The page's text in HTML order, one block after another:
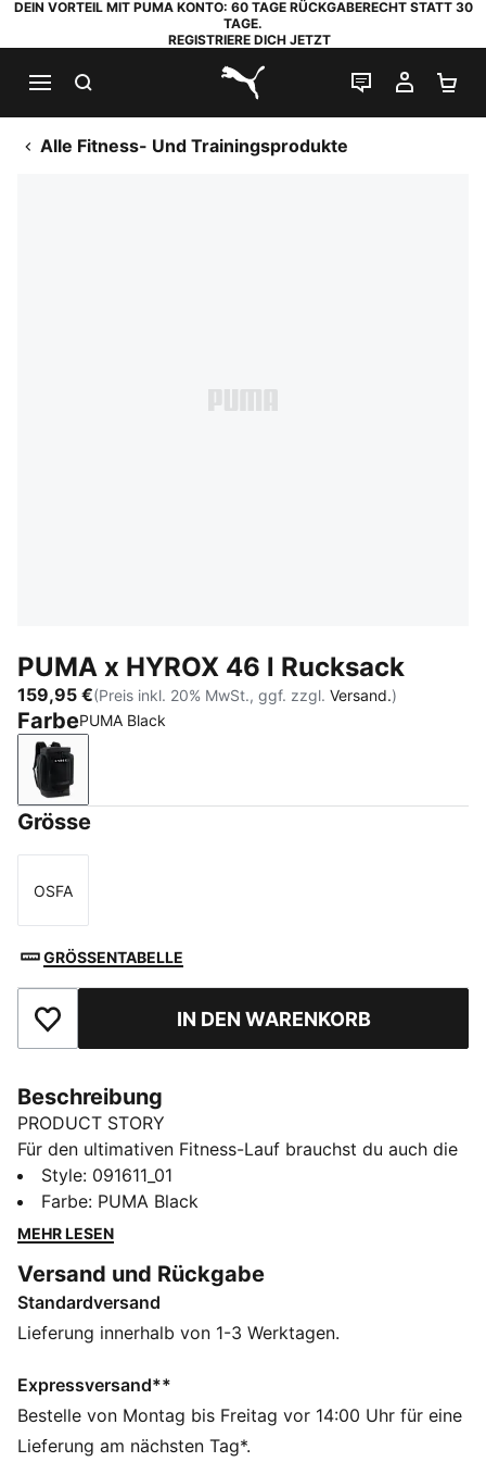
DEIN VORTEIL MIT PUMA KONTO: 60 TAGE RÜCKGABERECHT STATT 30
TAGE.
REGISTRIERE DICH JETZT
PUMA.com
LIVE-CHAT
MEIN
Alle Fitness- Und Trainingsprodukte
PUMA x HYROX 46 l Rucksack
159,95 €(Preis inkl. 20% MwSt., ggf. zzgl. Versand.)
FarbePUMA Black
PUMA Black
Grösse
Größe
OSFA
GRÖSSENTABELLE
Zu Favoriten hinzufügenIN DEN WARENKORB
Beschreibung
PRODUCT STORY
Für den ultimativen Fitness-Lauf brauchst du auch die
ultimative Ausrüstung. PUMA x HYROX geht in die
nächste Runde – mit neuen Designs, die speziell für
alle HYROX Athlet:innen da draußen entworfen
eine neue persönliche Bestzeit auf dem Plan steht –
jedes Teil dieser Kollektion hält mit deiner Power mit.
FEATURES + VORTEILE
Materialien.
DETAILS
Mehrere Taschen: Obere Tasche, Mesh-Innentasche,
Style: 091611_01
Farbe: PUMA Black
MEHR LESEN
Versand und Rückgabe
Standardversand
Lieferung innerhalb von 1-3 Werktagen.
Expressversand**
Bestelle von Montag bis Freitag vor 14:00 Uhr für eine
Lieferung am nächsten Tag*.